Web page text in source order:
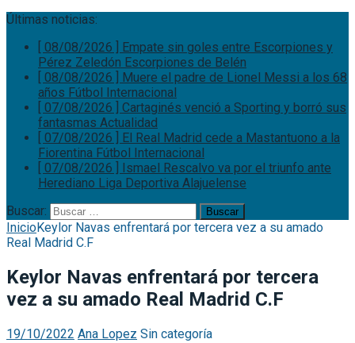
Últimas noticias:
[ 08/08/2026 ] Empate sin goles entre Escorpiones y
Pérez Zeledón Escorpiones de Belén
[ 08/08/2026 ] Muere el padre de Lionel Messi a los 68
años Fútbol Internacional
[ 07/08/2026 ] Cartaginés venció a Sporting y borró sus
fantasmas Actualidad
[ 07/08/2026 ] El Real Madrid cede a Mastantuono a la
Fiorentina Fútbol Internacional
[ 07/08/2026 ] Ismael Rescalvo va por el triunfo ante
Herediano Liga Deportiva Alajuelense
Buscar:
InicioKeylor Navas enfrentará por tercera vez a su amado
Real Madrid C.F
Keylor Navas enfrentará por tercera
vez a su amado Real Madrid C.F
19/10/2022 Ana Lopez Sin categoría